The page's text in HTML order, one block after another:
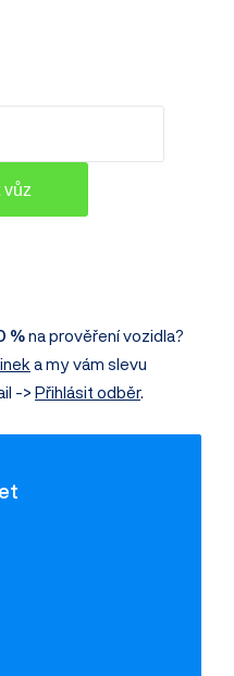
%na prověření vozidla?
a my vám slevu
-> Přihlásit odběr.